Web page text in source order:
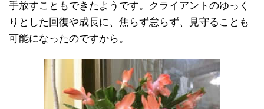
手放すこともできたようです。クライアントのゆっく
りとした回復や成長に、焦らず怠らず、見守ることも
可能になったのですから。